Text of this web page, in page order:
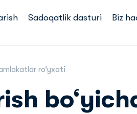
Sadoqatlik dasturi Biz
ro‘yxati